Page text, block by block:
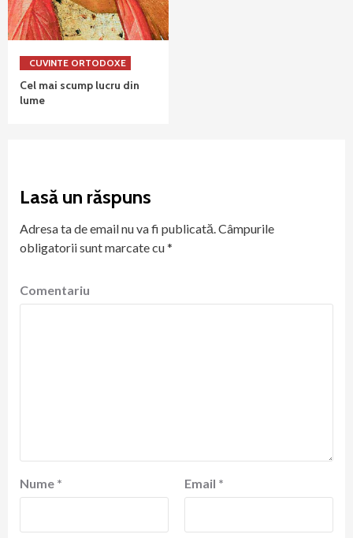
CUVINTE ORTODOXE
Cel mai scump lucru din
lume
Lasă un răspuns
Adresa ta de email nu va fi publicată. Câmpurile
obligatorii sunt marcate cu*
Comentariu
Nume * Email *